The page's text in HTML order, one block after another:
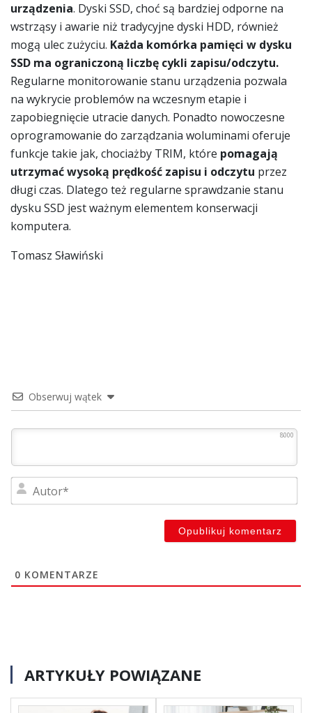
urządzenia. Dyski SSD, choć są bardziej odporne na
wstrząsy i awarie niż tradycyjne dyski HDD, również
mogą ulec zużyciu. Każda komórka pamięci w dysku
SSD ma ograniczoną liczbę cykli zapisu/odczytu.
Regularne monitorowanie stanu urządzenia pozwala
na wykrycie problemów na wczesnym etapie i
zapobiegnięcie utracie danych. Ponadto nowoczesne
oprogramowanie do zarządzania woluminami oferuje
funkcje takie jak, chociażby TRIM, które pomagają
utrzymać wysoką prędkość zapisu i odczytu przez
długi czas. Dlatego też regularne sprawdzanie stanu
dysku SSD jest ważnym elementem konserwacji
komputera.
Tomasz Sławiński
Obserwuj wątek
8000
0 KOMENTARZE
ARTYKUŁY POWIĄZANE